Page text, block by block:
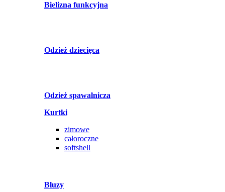
Bielizna funkcyjna
Odzież dziecięca
Odzież spawalnicza
Kurtki
zimowe
całoroczne
softshell
Bluzy